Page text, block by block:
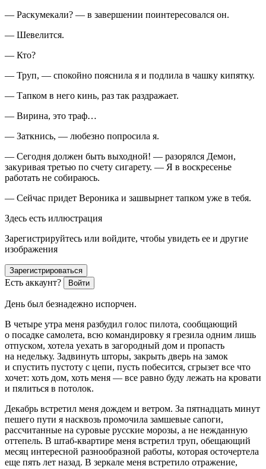
— Раскумекали? — в завершении поинтересовался он.
— Шевелится.
— Кто?
— Труп, — спокойно пояснила я и подлила в чашку кипятку.
— Тапком в него кинь, раз так раздражает.
— Вирина, это траф…
— Заткнись, — любезно попросила я.
— Сегодня должен быть выходной! — разорялся Демон,
закуривая третью по счету сигарету. — Я в воскресенье
работать не собираюсь.
— Сейчас придет Вероника и зашвырнет тапком уже в тебя.
Здесь есть иллюстрация
Зарегистрируйтесь или войдите, чтобы увидеть ее и другие
изображения
Зарегистрироваться
Есть аккаунт? Войти
День был безнадежно испорчен.
В четыре утра меня разбудил голос пилота, сообщающий
о посадке самолета, всю командировку я грезила одним лишь
отпуском, хотела уехать в загородный дом и пропасть
на недельку. Задвинуть шторы, закрыть дверь на замок
и спустить пустоту с цепи, пусть побесится, сгрызет все что
хочет: хоть дом, хоть меня — все равно буду лежать на кровати
и пялиться в потолок.
Декабрь встретил меня дождем и ветром. За пятнадцать минут
пешего пути я насквозь промочила замшевые сапоги,
рассчитанные на суровые русские морозы, а не нежданную
оттепель. В штаб-квартире меня встретил труп, обещающий
месяц интересной разнообразной работы, которая осточертела
еще пять лет назад. В зеркале меня встретило отражение,